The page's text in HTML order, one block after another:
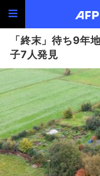
「終末」待ち9年
子7人発見